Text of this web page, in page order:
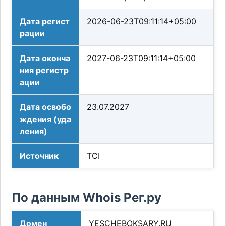
Дата регист
рации
2026-06-23T09:11:14+05:00
Дата оконча
ния регистр
ации
2027-06-23T09:11:14+05:00
Дата освобо
ждения (уда
ления)
23.07.2027
Источник TCI
По данным Whois Рег.ру
Домен YESCHEBOKSARY.RU